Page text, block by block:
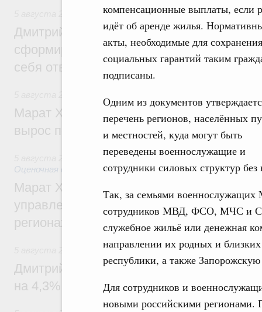
компенсационные выплаты, если
идёт об аренде жилья.
акты, необходимые для сохранения
социальных гарантий таким
подписаны.
Одним из документов
перечень регионов, населённых
и местностей, куда могут быть
переведены военнослужащие и
сотрудники силовых структур
Так, за семьями
сотрудников МВД, ФСО, МЧС и
служебное жильё или денежная
направлении их родных и
республики, а также
Для сотрудников и
новыми российскими регионами.
Молодёжная политика
Дмитрий Чернышенко: Всемирный
сформировал целое сообщество людей,
себя ответственность за будущее
Марат Хуснуллин: Ввод нежилых зданий
вырос почти на треть
Земельные отношения. Кадастровая
Оценочная деятельность
Марат Хуснуллин: По решению
управление «ДОМ.РФ» перейдёт более
регионах
Внутренний и въездной туризм
Дмитрий Чернышенко: Внутренний
на 4,3%, въездной – на 20,1%